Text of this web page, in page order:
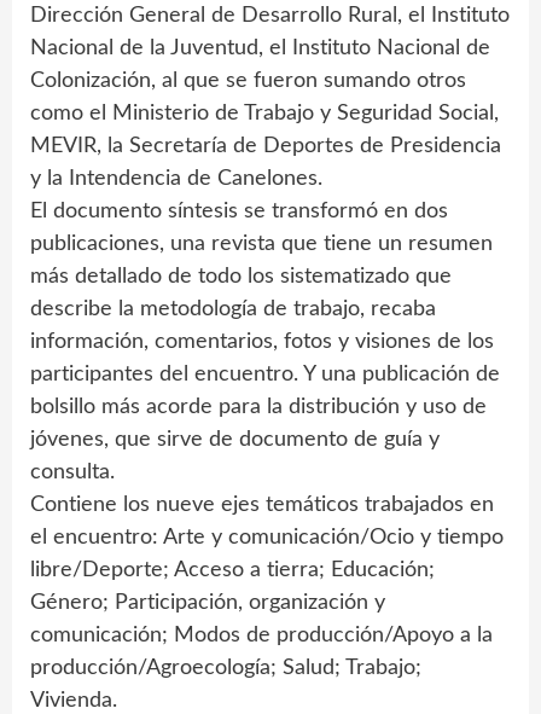
Dirección General de Desarrollo Rural, el Instituto
Nacional de la Juventud, el Instituto Nacional de
Colonización, al que se fueron sumando otros
como el Ministerio de Trabajo y Seguridad Social,
MEVIR, la Secretaría de Deportes de Presidencia
y la Intendencia de Canelones.
El documento síntesis se transformó en dos
publicaciones, una revista que tiene un resumen
más detallado de todo los sistematizado que
describe la metodología de trabajo, recaba
información, comentarios, fotos y visiones de los
participantes del encuentro. Y una publicación de
bolsillo más acorde para la distribución y uso de
jóvenes, que sirve de documento de guía y
consulta.
Contiene los nueve ejes temáticos trabajados en
el encuentro: Arte y comunicación/Ocio y tiempo
libre/Deporte; Acceso a tierra; Educación;
Género; Participación, organización y
comunicación; Modos de producción/Apoyo a la
producción/Agroecología; Salud; Trabajo;
Vivienda.